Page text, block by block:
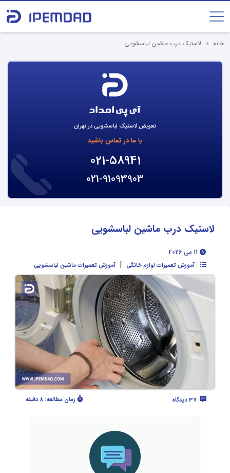
خانه لاستیک درب ماشین لباسشویی
تعویض لاستیک لباسشویی در تهران
با ما در تماس باشید
021-58941
021-91093903
لاستیک درب ماشین لباسشویی
آموزش تعمیرات لوازم خانگی | آموزش تعمیرات ماشین لباسشویی
زمان مطالعه: 8 دقیقه